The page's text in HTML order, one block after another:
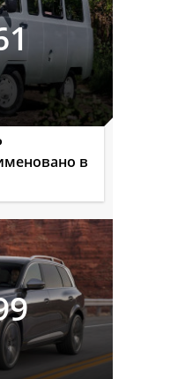
в